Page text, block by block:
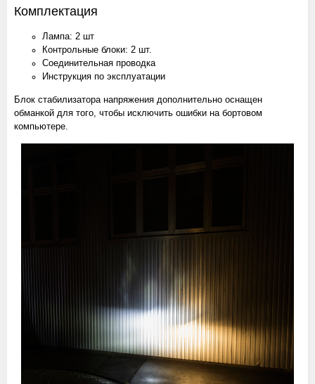
Комплектация
Лампа: 2 шт
Контрольные блоки: 2 шт.
Соединительная проводка
Инструкция по эксплуатации
Блок стабилизатора напряжения дополнительно оснащен
обманкой для того, чтобы исключить ошибки на бортовом
компьютере.